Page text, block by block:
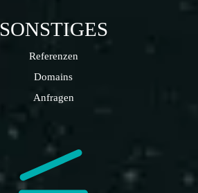
SONSTIGES
Referenzen
Domains
Anfragen